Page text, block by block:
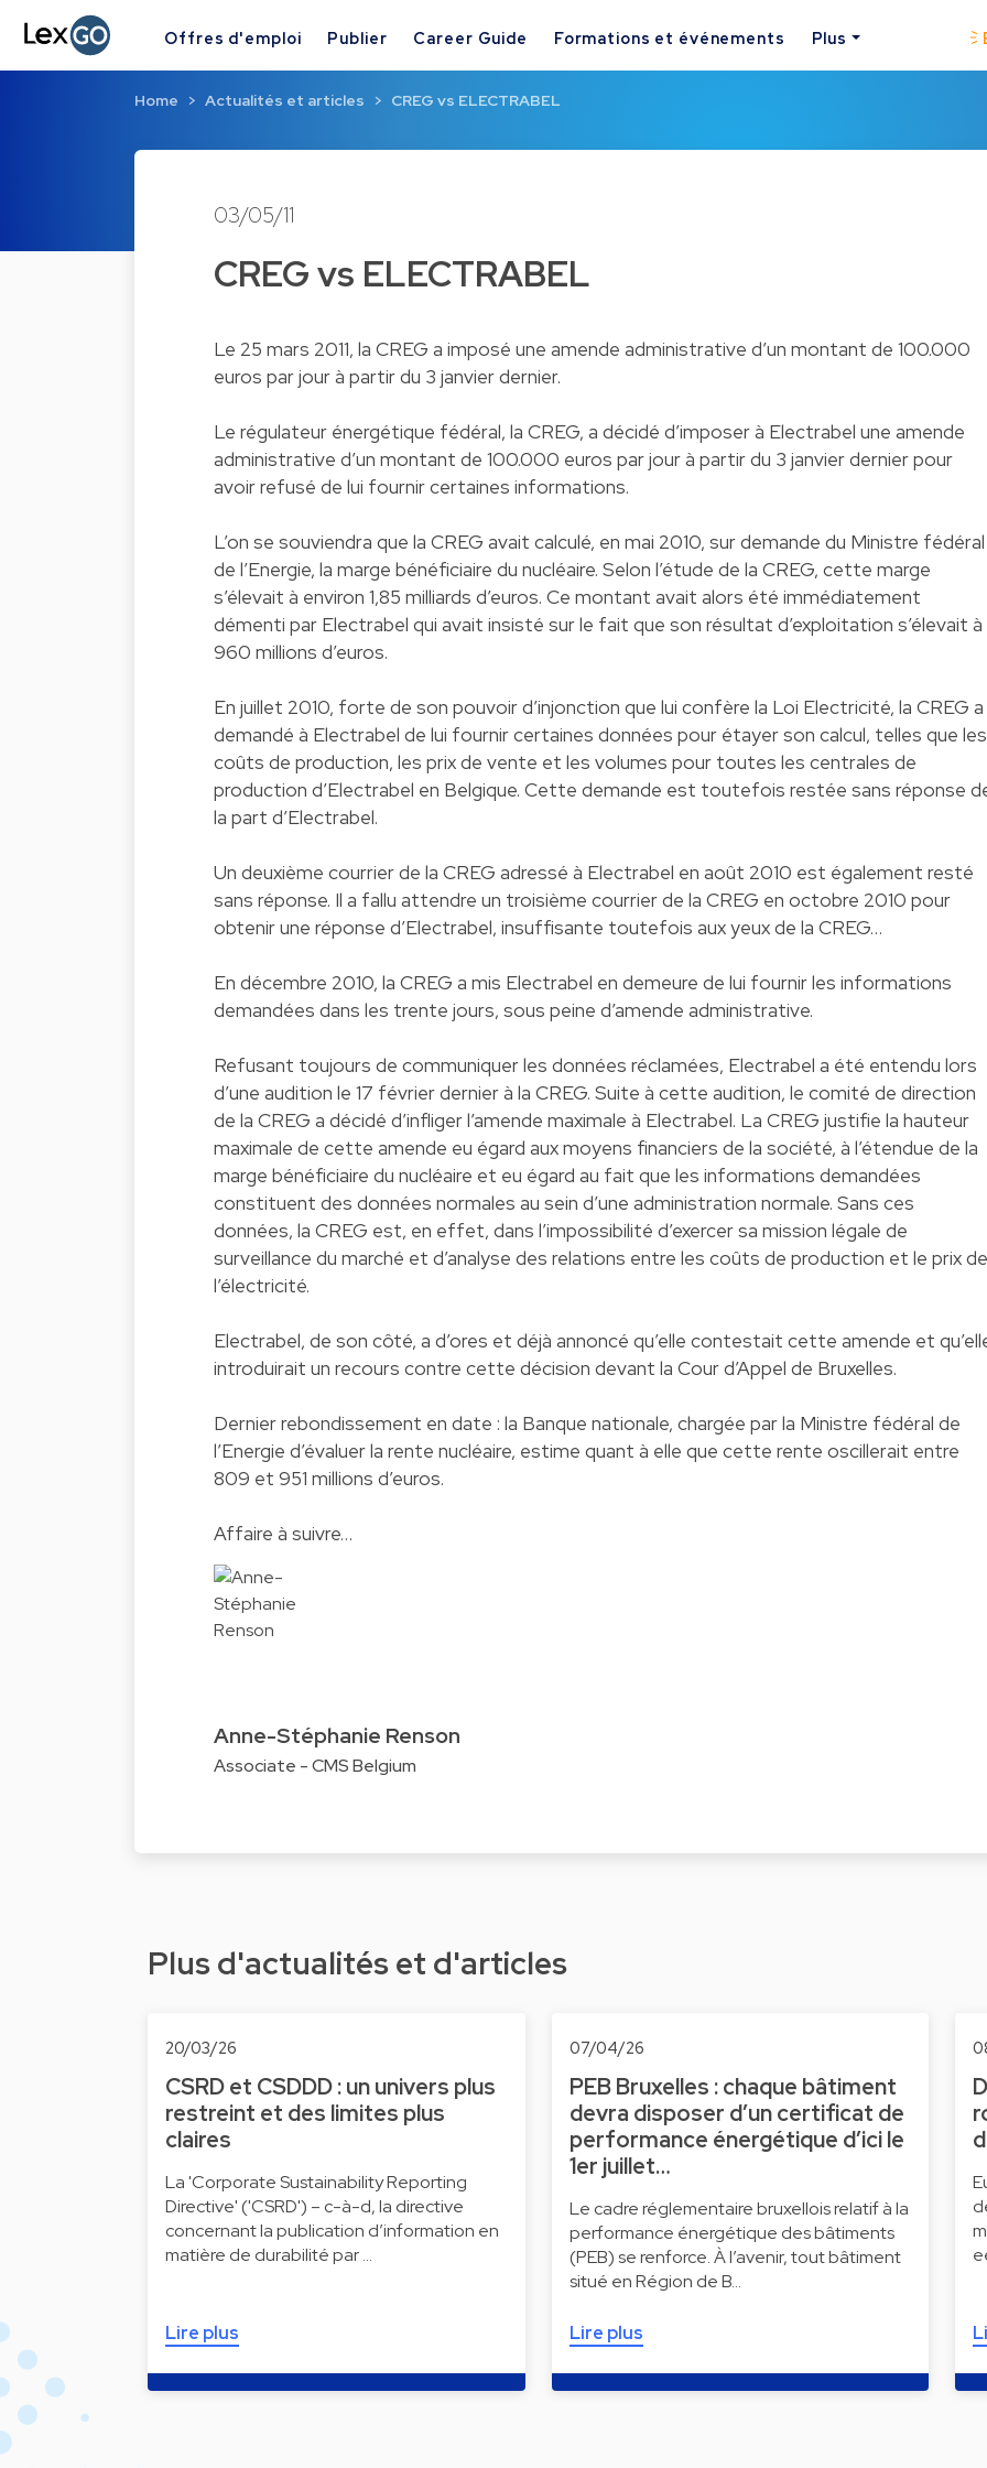
Offres d'emploi Publier Career Guide Formations et événements Plus
Home Actualités et articles CREG vs ELECTRABEL
03/05/11
CREG vs ELECTRABEL
Le 25 mars 2011, la CREG a imposé une amende administrative d’un montant de 100.000
euros par jour à partir du 3 janvier dernier.
Le régulateur énergétique fédéral, la CREG, a décidé d’imposer à Electrabel une amende
administrative d’un montant de 100.000 euros par jour à partir du 3 janvier dernier pour
avoir refusé de lui fournir certaines informations.
L’on se souviendra que la CREG avait calculé, en mai 2010, sur demande du Ministre fédéral
de l’Energie, la marge bénéficiaire du nucléaire. Selon l’étude de la CREG, cette marge
s’élevait à environ 1,85 milliards d’euros. Ce montant avait alors été immédiatement
démenti par Electrabel qui avait insisté sur le fait que son résultat d’exploitation s’élevait à
960 millions d’euros.
En juillet 2010, forte de son pouvoir d’injonction que lui confère la Loi Electricité, la CREG a
demandé à Electrabel de lui fournir certaines données pour étayer son calcul, telles que les
coûts de production, les prix de vente et les volumes pour toutes les centrales de
production d’Electrabel en Belgique. Cette demande est toutefois restée sans réponse
la part d’Electrabel.
Un deuxième courrier de la CREG adressé à Electrabel en août 2010 est également resté
sans réponse. Il a fallu attendre un troisième courrier de la CREG en octobre 2010 pour
obtenir une réponse d’Electrabel, insuffisante toutefois aux yeux de la CREG…
En décembre 2010, la CREG a mis Electrabel en demeure de lui fournir les informations
demandées dans les trente jours, sous peine d’amende administrative.
Refusant toujours de communiquer les données réclamées, Electrabel a été entendu lors
d’une audition le 17 février dernier à la CREG. Suite à cette audition, le comité de direction
de la CREG a décidé d’infliger l’amende maximale à Electrabel. La CREG justifie la hauteur
maximale de cette amende eu égard aux moyens financiers de la société, à l’étendue de la
marge bénéficiaire du nucléaire et eu égard au fait que les informations demandées
constituent des données normales au sein d’une administration normale. Sans ces
données, la CREG est, en effet, dans l’impossibilité d’exercer sa mission légale de
surveillance du marché et d’analyse des relations entre les coûts de production et le prix de
l’électricité.
Electrabel, de son côté, a d’ores et déjà annoncé qu’elle contestait cette amende et
introduirait un recours contre cette décision devant la Cour d’Appel de Bruxelles.
Dernier rebondissement en date : la Banque nationale, chargée par la Ministre fédéral de
l’Energie d’évaluer la rente nucléaire, estime quant à elle que cette rente oscillerait entre
809 et 951 millions d’euros.
Affaire à suivre…
Anne-Stéphanie Renson
Associate - CMS Belgium
Plus d'actualités et d'articles
20/03/26
CSRD et CSDDD : un univers plus
restreint et des limites plus
claires
La 'Corporate Sustainability Reporting
Directive' ('CSRD') – c-à-d, la directive
concernant la publication d’information en
matière de durabilité par …
Lire plus
07/04/26
PEB Bruxelles : chaque bâtiment
devra disposer d’un certificat de
performance énergétique d’ici le
1er juillet…
Le cadre réglementaire bruxellois relatif à la
performance énergétique des bâtiments
(PEB) se renforce. À l’avenir, tout bâtiment
situé en Région de B…
Lire plus